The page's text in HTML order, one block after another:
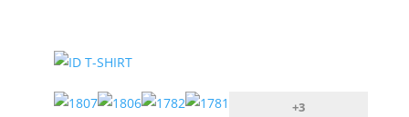
+3